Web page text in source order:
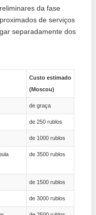
da fase
de serviços
separadamente dos
Custo estimado
(Moscou)
de graça
de 250 rublos
de 1000 rublos
de 3500 rublos
de 1500 rublos
de 3000 rublos